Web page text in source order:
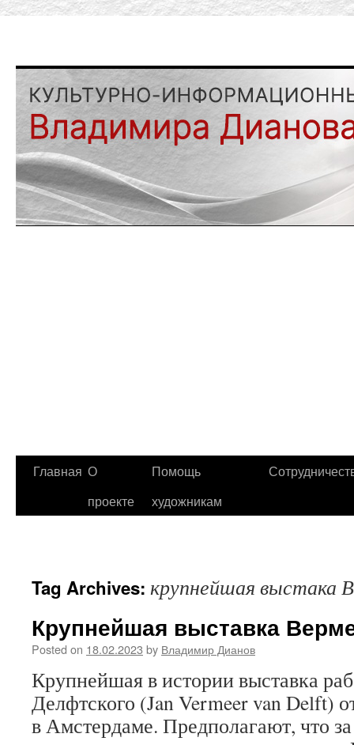
Главная О
проекте
Помощь
художникам
Tag Archives: крупнейшая выстака
Крупнейшая выставка
Posted on 18.02.2023 by Владимир Дианов
Крупнейшая в истории выставка
Делфтского (Jan Vermeer van Delft)
в Амстердаме. Предполагают, что